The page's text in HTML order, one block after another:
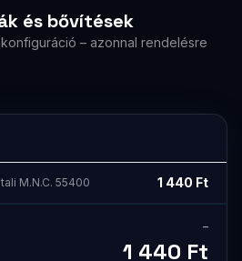
és bővítések
– azonnal rendelésre
M.N.C. 55400 1 440 Ft
–
1 440 Ft